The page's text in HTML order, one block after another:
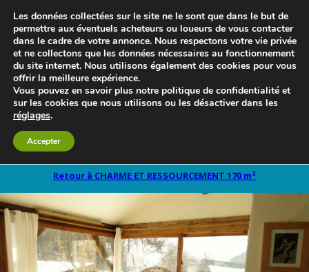
Retour à CHARME ET RESSOURCEMENT 170 m²
Les données collectées sur le site ne le sont que dans le but de
permettre aux éventuels acheteurs ou loueurs de vous contacter
dans le cadre de votre annonce. Nous respectons votre vie privée
et ne collectons que les données nécessaires au fonctionnement
du site internet. Nous utilisons également des cookies pour vous
offrir la meilleure expérience.
Vous pouvez en savoir plus notre politique de confidentialité et
sur les cookies que nous utilisons ou les désactiver dans les
réglages.
Accepter